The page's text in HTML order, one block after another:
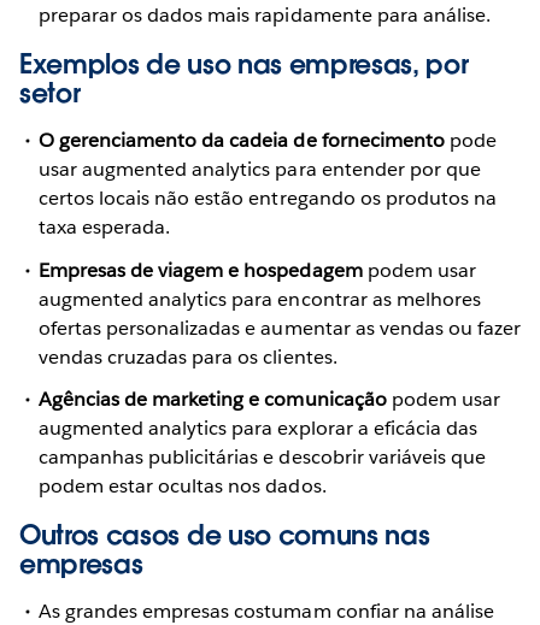
preparar os dados mais rapidamente para análise.
Exemplos de uso nas empresas, por
setor
O gerenciamento da cadeia de fornecimentopode
usar augmented analytics para entender por que
certos locais não estão entregando os produtos na
taxa esperada.
Empresas de viagem e hospedagempodem usar
augmented analytics para encontrar as melhores
ofertas personalizadas e aumentar as vendas ou fazer
vendas cruzadas para os clientes.
Agências de marketing e comunicaçãopodem usar
augmented analytics para explorar a eficácia das
campanhas publicitárias e descobrir variáveis ​​que
podem estar ocultas nos dados.
Outros casos de uso comuns nas
empresas
As grandes empresas costumam confiar na análise